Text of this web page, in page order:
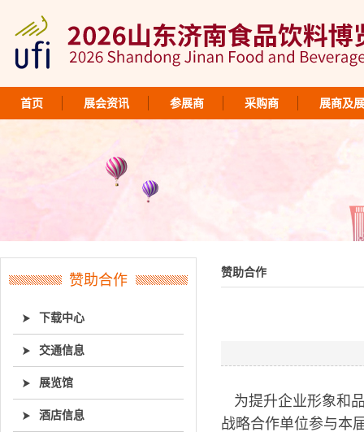
首页 展会资讯 参展商 采购商 展商及
赞助合作
下载中心
交通信息
展览馆
酒店信息
赞助合作
为提升企业形象和
战略合作单位参与本